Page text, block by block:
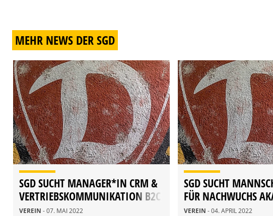
MEHR NEWS DER SGD
SGD SUCHT MANAGER*IN CRM &
VERTRIEBSKOMMUNIKATION B2C
VEREIN - 07. MAI 2022
SGD SUCHT
FÜR NACHWUCHS
VEREIN - 04. APRIL 2022